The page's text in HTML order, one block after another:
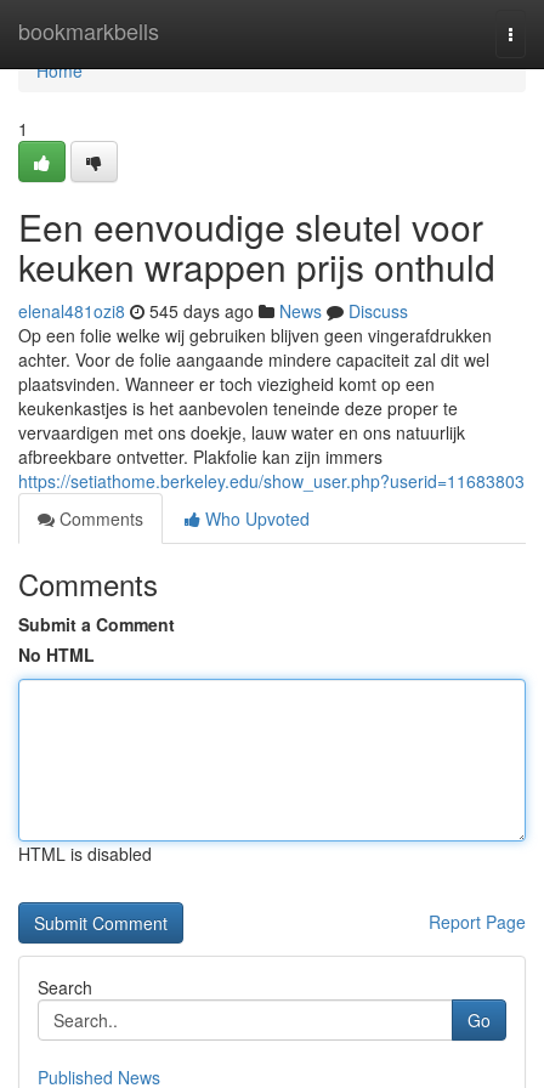
bookmarkbells
Home
Home
1
Een eenvoudige sleutel voor
keuken wrappen prijs onthuld
elenal481ozi8 545 days ago News
Discuss
Op een folie welke wij gebruiken blijven geen vingerafdrukken
achter. Voor de folie aangaande mindere capaciteit zal dit wel
plaatsvinden. Wanneer er toch viezigheid komt op een
keukenkastjes is het aanbevolen teneinde deze proper te
vervaardigen met ons doekje, lauw water en ons natuurlijk
afbreekbare ontvetter. Plakfolie kan zijn immers
https://setiathome.berkeley.edu/show_user.php?userid=11683803
Comments
Who Upvoted
Comments
Submit a Comment
No HTML
HTML is disabled
Report Page
Search
Go
Published News